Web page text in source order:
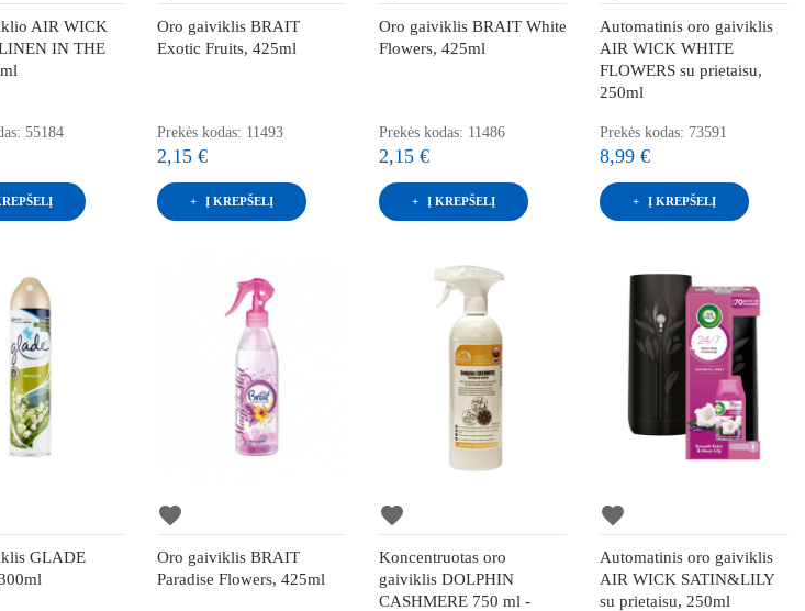
AIR WICK
IN THE
55184
Oro gaiviklis BRAIT
Exotic Fruits, 425ml
Prekės kodas: 11493
2,15 €
Į KREPŠELĮ
Oro gaiviklis BRAIT White
Flowers, 425ml
Prekės kodas: 11486
2,15 €
Į KREPŠELĮ
Automatinis oro gaiviklis
AIR WICK WHITE
FLOWERS su prietaisu,
250ml
Prekės kodas: 73591
8,99 €
Į KREPŠELĮ
GLADE
favorite
Oro gaiviklis BRAIT
Paradise Flowers, 425ml
favorite
Koncentruotas oro
gaiviklis DOLPHIN
CASHMERE 750 ml -
favorite
Automatinis oro gaiviklis
AIR WICK SATIN&LILY
su prietaisu, 250ml